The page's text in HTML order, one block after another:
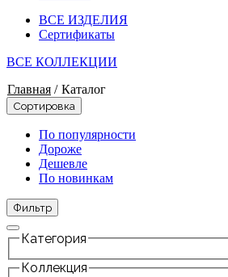
ВСЕ ИЗДЕЛИЯ
Сертификаты
ВСЕ КОЛЛЕКЦИИ
Главная / Каталог
Сортировка
По популярности
Дороже
Дешевле
По новинкам
Фильтр
Категория
Коллекция